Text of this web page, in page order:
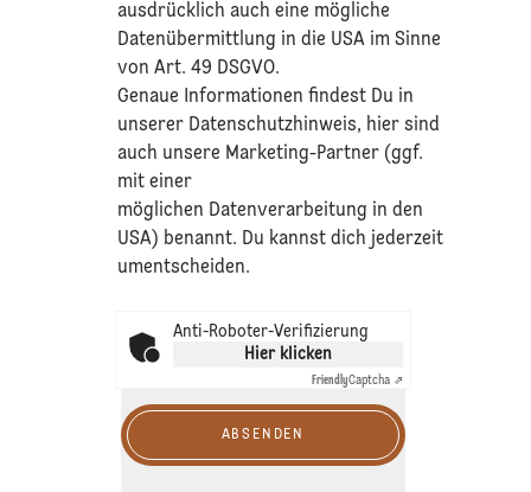
ausdrücklich auch eine mögliche
Datenübermittlung in die USA im Sinne
von Art. 49 DSGVO.​
​Genaue Informationen findest Du in
unserer Datenschutzhinweis, hier sind
auch unsere Marketing-Partner (ggf.
mit einer
möglichen Datenverarbeitung in den
USA) benannt. Du kannst dich jederzeit
umentscheiden.
Anti-Roboter-Verifizierung
Hier klicken
FriendlyCaptcha ⇗
ABSENDEN